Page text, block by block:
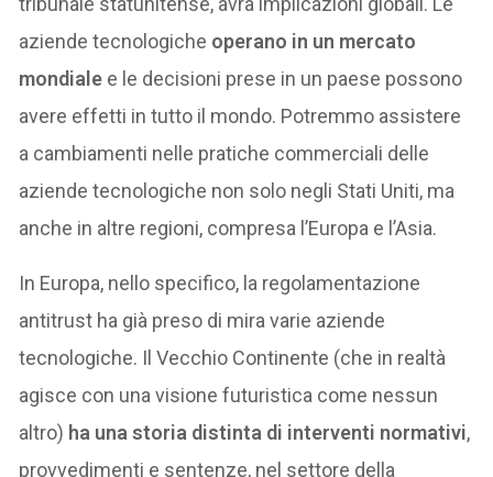
aziende tecnologiche operano in un mercato
mondiale e le decisioni prese in un paese possono
avere effetti in tutto il mondo. Potremmo assistere
a cambiamenti nelle pratiche commerciali delle
aziende tecnologiche non solo negli Stati Uniti, ma
anche in altre regioni, compresa l’Europa e l’Asia.
In Europa, nello specifico, la regolamentazione
antitrust ha già preso di mira varie aziende
tecnologiche. Il Vecchio Continente (che in realtà
agisce con una visione futuristica come nessun
altro) ha una storia distinta di interventi normativi,
provvedimenti e sentenze, nel settore della